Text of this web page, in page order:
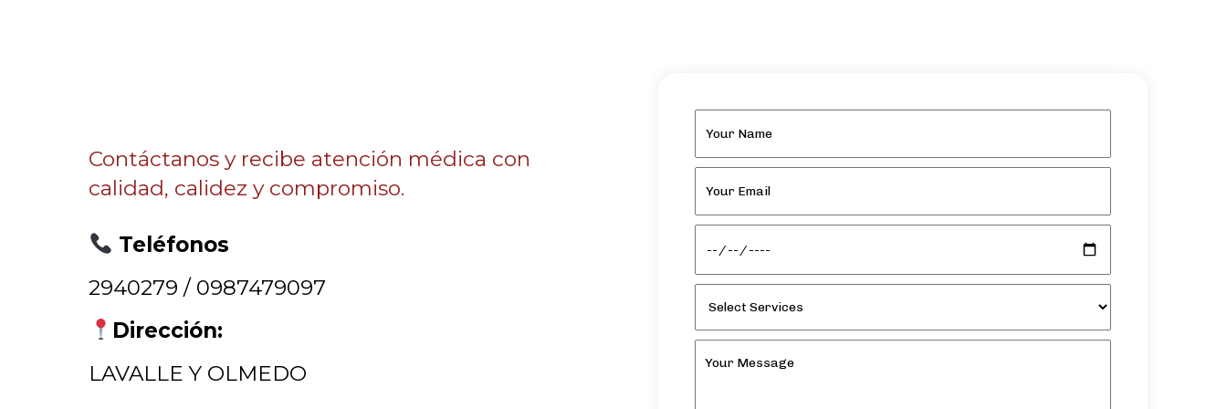
Contáctanos y recibe atención médica con
calidad, calidez y compromiso.
Teléfonos
2940279 / 0987479097
Dirección:
LAVALLE Y OLMEDO